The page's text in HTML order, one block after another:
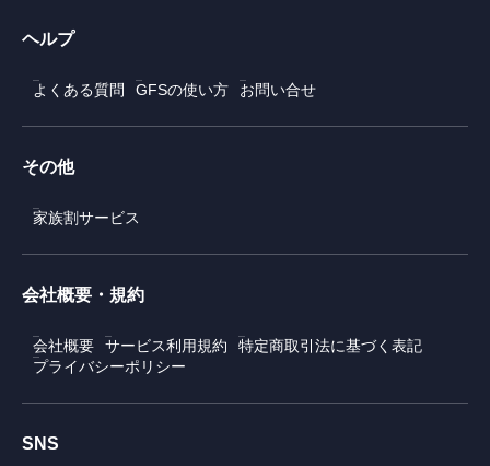
ヘルプ
よくある質問 GFSの使い方 お問い合せ
その他
家族割サービス
会社概要・規約
会社概要 サービス利用規約
特定商取引法に基づく表記
プライバシーポリシー
SNS